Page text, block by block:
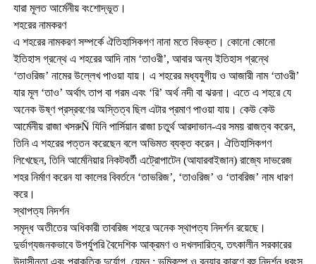
যারা মূলত আর্মেনীয় বংশোদ্ভূত।
শহরের নামকরণ
এ শহরের নামকরণ সম্পর্কে ঐতিহাসিকগণ নানা মতে বিভক্ত। কোনো কোনো
ইতিহাস গ্রন্থে এ শহরের আদি নাম ‘তাওরী’, আবার অন্য ইতিহাস গ্রন্থে
‘তাওরিজ’ নামের উল্লেখ পাওয়া যায়। এ শহরের মধ্যযুগীয় ও আজারী নাম ‘তাওরী’
যার মূল ‘তাও’ অর্থাৎ তাপ বা গরম এবং ‘রি’ অর্থ নদী বা ঝরনা। এতে এ শহরে যে
অনেক উষ্ণ প্রস্রবণের অস্তিত্ব ছিল এটার প্রমাণ পাওয়া যায়। কেউ কেউ
আর্মেনীয় রাজা খসরুÑ যিনি পার্সিয়ান রাজা চতুর্থ আরদাভান-এর সময় রাজত্ব করেন,
তিনি এ শহরের পত্তন করেছেন বলে অভিমত ব্যক্ত করেন। ঐতিহাসিকগণ
লিখেছেন, তিনি আর্মেনিয়ার নিকটবর্তী এট্রোপাটেন (আযারবাইজান) রাজ্যে দাভরেজ
শহর নির্মাণ করেন যা কালের বিবর্তনে ‘তাভরিজ’, ‘তাওরিজ’ ও ‘তাবরিজ’ নাম ধারণ
করে।
স্থাপত্য নিদর্শন
সমৃদ্ধ অতীতের অধিকারী তাবরিজ শহরে অনেক স্থাপত্য নিদর্শন রয়েছে।
দুর্ভাগ্যজনকভাবে উপর্যুপরি বৈদেশিক আক্রমণ ও দখলদারিত্ব, তৎকালীন সরকারের
উদাসীনতা এবং প্রাকৃতিক দুর্যোগ, যেমন : ভূমিকম্প ও বন্যার কারণে বহু নিদর্শন ধ্বংস